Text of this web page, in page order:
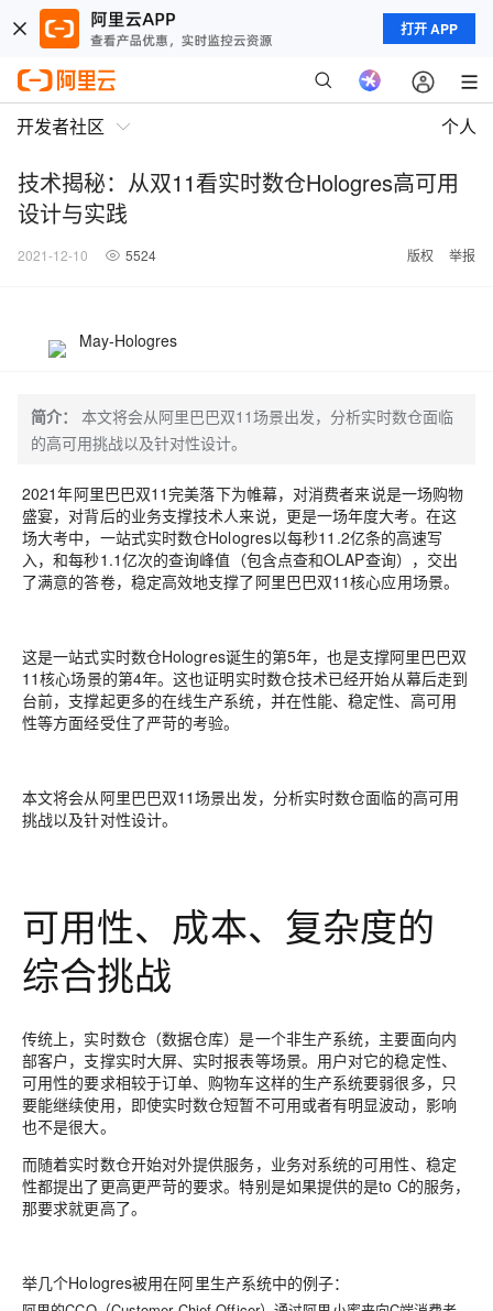
打开 APP
开发者社区 个人
技术揭秘：从双11看实时数仓Hologres高可用
设计与实践
2021-12-10 5524 版权 举报
May-Hologres
简介：
本文将会从阿里巴巴双11场景出发，分析实时数仓面临
的高可用挑战以及针对性设计。
2021年阿里巴巴双11完美落下为帷幕，对消费者来说是一场购物
盛宴，对背后的业务支撑技术人来说，更是一场年度大考。在这
场大考中，一站式实时数仓Hologres以每秒11.2亿条的高速写
入，和每秒1.1亿次的查询峰值（包含点查和OLAP查询），交出
了满意的答卷，稳定高效地支撑了阿里巴巴双11核心应用场景。
这是一站式实时数仓Hologres诞生的第5年，也是支撑阿里巴巴双
11核心场景的第4年。这也证明实时数仓技术已经开始从幕后走到
台前，支撑起更多的在线生产系统，并在性能、稳定性、高可用
性等方面经受住了严苛的考验。
本文将会从阿里巴巴双11场景出发，分析实时数仓面临的高可用
挑战以及针对性设计。
可用性、成本、复杂度的
综合挑战
传统上，实时数仓（数据仓库）是一个非生产系统，主要面向内
部客户，支撑实时大屏、实时报表等场景。用户对它的稳定性、
可用性的要求相较于订单、购物车这样的生产系统要弱很多，只
要能继续使用，即使实时数仓短暂不可用或者有明显波动，影响
也不是很大。
而随着实时数仓开始对外提供服务，业务对系统的可用性、稳定
性都提出了更高更严苛的要求。特别是如果提供的是to C的服务，
那要求就更高了。
举几个Hologres被用在阿里生产系统中的例子：